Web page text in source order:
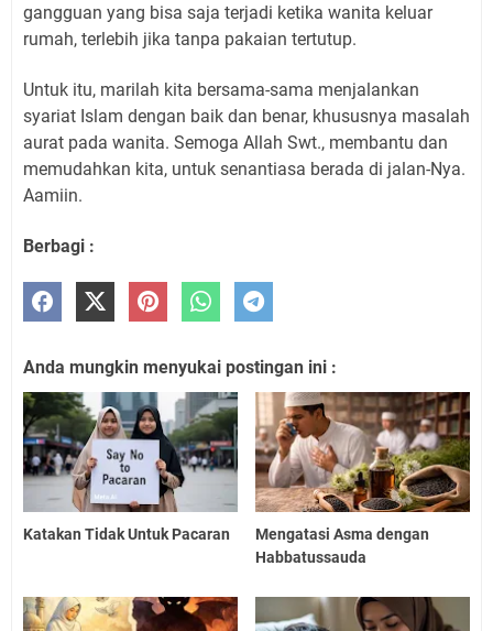
gangguan yang bisa saja terjadi ketika wanita keluar
rumah, terlebih jika tanpa pakaian tertutup.
Untuk itu, marilah kita bersama-sama menjalankan
syariat Islam dengan baik dan benar, khususnya masalah
aurat pada wanita. Semoga Allah Swt., membantu dan
memudahkan kita, untuk senantiasa berada di jalan-Nya.
Aamiin.
Berbagi :
Anda mungkin menyukai postingan ini :
Katakan Tidak Untuk Pacaran
Mengatasi Asma dengan
Habbatussauda